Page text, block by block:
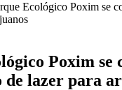
Ecológico Poxim se
Poxim se
de lazer para